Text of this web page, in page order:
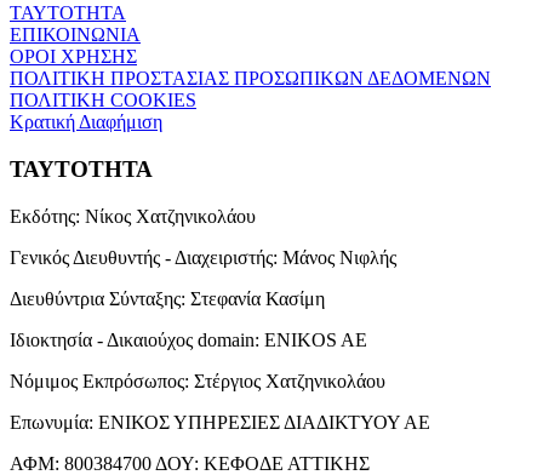
ΤΑΥΤΟΤΗΤΑ
ΕΠΙΚΟΙΝΩΝΙΑ
ΟΡΟΙ ΧΡΗΣΗΣ
ΠΟΛΙΤΙΚΗ ΠΡΟΣΤΑΣΙΑΣ ΠΡΟΣΩΠΙΚΩΝ ΔΕΔΟΜΕΝΩΝ
ΠΟΛΙΤΙΚΗ COOKIES
Κρατική Διαφήμιση
ΤΑΥΤΟΤΗΤΑ
Εκδότης: Νίκος Χατζηνικολάου
Γενικός Διευθυντής - Διαχειριστής: Μάνος Νιφλής
Διευθύντρια Σύνταξης: Στεφανία Κασίμη
Ιδιοκτησία - Δικαιούχος domain: ENIKOS AE
Νόμιμος Εκπρόσωπος: Στέργιος Χατζηνικολάου
Επωνυμία: ΕΝΙΚΟΣ ΥΠΗΡΕΣΙΕΣ ΔΙΑΔΙΚΤΥΟΥ ΑΕ
ΑΦΜ: 800384700 ΔΟΥ: ΚΕΦΟΔΕ ΑΤΤΙΚΗΣ